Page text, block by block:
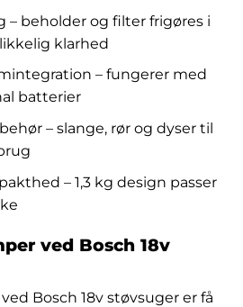
beholder og filter frigøres i
klarhed
– fungerer med
batterier
– slange, rør og dyser til
– 1,3 kg design passer
ved Bosch 18v
Bosch 18v støvsuger er få